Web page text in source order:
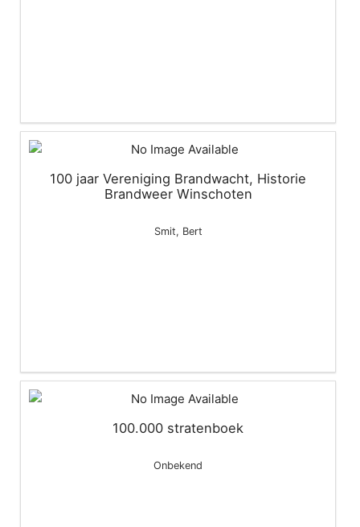
100 jaar Vereniging Brandwacht, Historie
Brandweer Winschoten
Smit, Bert
100.000 stratenboek
Onbekend